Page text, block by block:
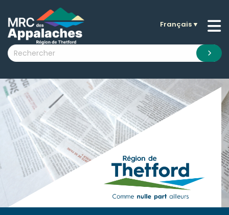
submenu (La MRC )
submenu (Citoyens )
submenu (Visiteurs )
submenu (Nouvelles )
submenu (Documentation )
Français▼